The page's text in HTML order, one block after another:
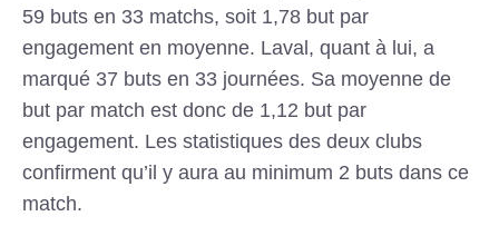
59 buts en 33 matchs, soit 1,78 but par
engagement en moyenne. Laval, quant à lui, a
marqué 37 buts en 33 journées. Sa moyenne de
but par match est donc de 1,12 but par
engagement. Les statistiques des deux clubs
confirment qu’il y aura au minimum 2 buts dans ce
match.